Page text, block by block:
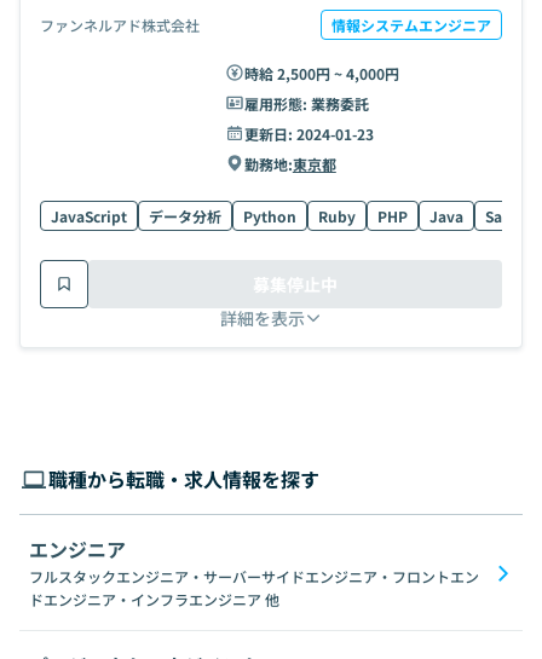
ファンネルアド株式会社 情報システムエンジニア
時給 2,500円 ~ 4,000円
雇用形態: 業務委託
更新日: 2024-01-23
勤務地:東京都
JavaScript データ分析 Python Ruby PHP Java
詳細を表示
募集停止中
職種から転職・求人情報を探す
エンジニア
フルスタックエンジニア・サーバーサイドエンジニア・フロントエン
ドエンジニア・インフラエンジニア 他